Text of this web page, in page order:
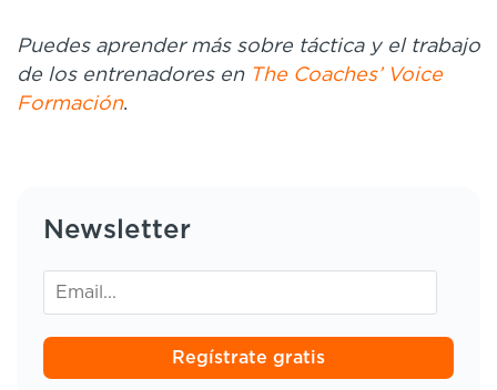
Puedes aprender más sobre táctica y el trabajo
de los entrenadores en The Coaches’ Voice
Formación.
Newsletter
Regístrate gratis